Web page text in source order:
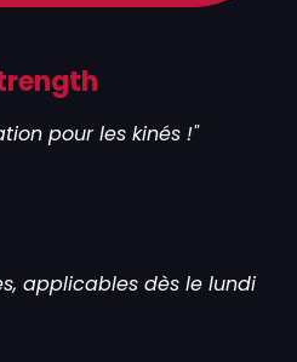
pour les kinés !"
applicables dès le lundi